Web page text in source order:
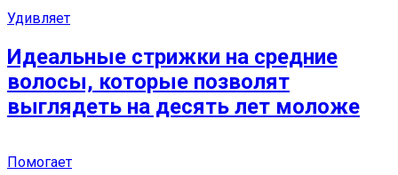
Удивляет
Идеальные стрижки на средние
волосы, которые позволят
выглядеть на десять лет моложе
Помогает